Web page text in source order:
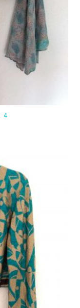
4